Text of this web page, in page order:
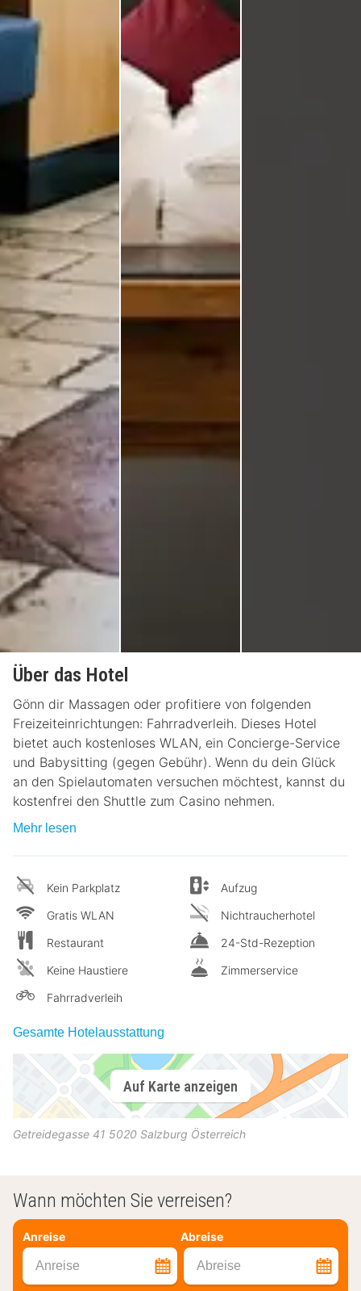
Über das Hotel
Gönn dir Massagen oder profitiere von folgenden
Freizeiteinrichtungen: Fahrradverleih. Dieses Hotel
bietet auch kostenloses WLAN, ein Concierge-Service
und Babysitting (gegen Gebühr). Wenn du dein Glück
an den Spielautomaten versuchen möchtest, kannst du
kostenfrei den Shuttle zum Casino nehmen.
Mehr lesen
Kein Parkplatz
Gratis WLAN
Restaurant
Keine Haustiere
Fahrradverleih
Aufzug
Nichtraucherhotel
24-Std-Rezeption
Zimmerservice
Gesamte Hotelausstattung
Auf Karte anzeigen
Getreidegasse 41 5020 Salzburg Österreich
Wann möchten Sie verreisen?
Anreise Abreise
Anreise Abreise